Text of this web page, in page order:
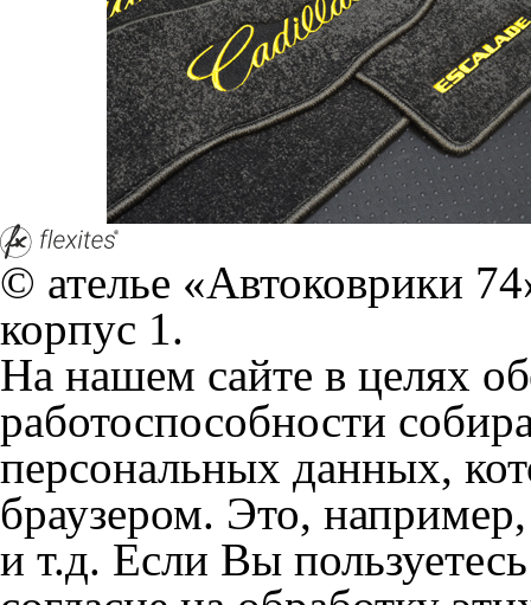
© ателье «Автоковрики
корпус 1.
На нашем сайте в целях
работоспособности
персональных данных,
браузером. Это,
и т.д. Если Вы
согласие на обработку
Положении по обработке
+7 (351) 277 91 67